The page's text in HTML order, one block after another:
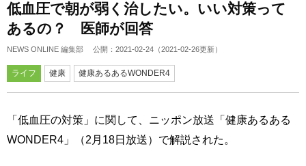
低血圧で朝が弱く治したい。いい対策って
あるの？ 医師が回答
NEWS ONLINE 編集部 公開： 2021-02-24 （2021-02-26更新）
ライフ 健康 健康あるあるWONDER4
「低血圧の対策」に関して、ニッポン放送「健康あるある
WONDER4」（2月18日放送）で解説された。